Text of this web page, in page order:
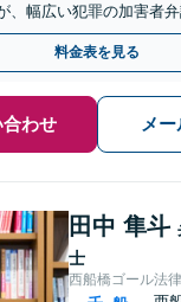
、幅広い犯罪の加害者弁
料金表を見る
わせ メ
田中 隼斗
士
西船橋ゴール法